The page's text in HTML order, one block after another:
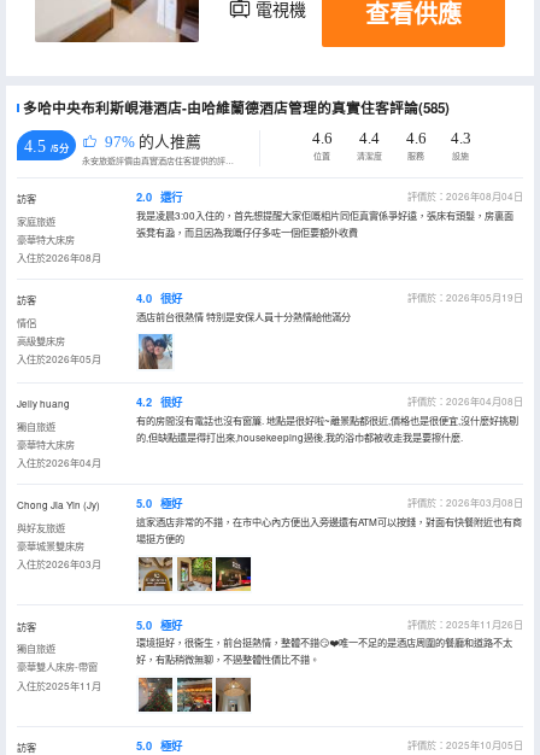
電視機 冰箱
查看供應
多哈中央布利斯峴港酒店-由哈維蘭德酒店管理的真實住客評論(585)
4.5 /5分 97% 的人推薦
永安旅遊評價由真實酒店住客提供的評價。
4.6
位置
4.4
清潔度
4.6
服務
4.3
設施
訪客
家庭旅遊
豪華特大床房
入住於2026年08月
2.0 還行
評價於：2026年08月04日
我是凌晨3:00入住的，首先想提醒大家佢嘅相片同佢真實係爭好遠，張床有頭髮，房裏面
張凳有蝨，而且因為我嘅仔仔多咗一個佢要額外收費
訪客
情侶
高級雙床房
入住於2026年05月
4.0 很好
評價於：2026年05月19日
酒店前台很熱情 特別是安保人員十分熱情給他滿分
Jelly huang
獨自旅遊
豪華特大床房
入住於2026年04月
4.2 很好
評價於：2026年04月08日
有的房間沒有電話也沒有窗簾. 地點是很好啦~離景點都很近,價格也是很便宜,沒什麼好挑剔
的,但缺點還是得打出來,housekeeping過後,我的浴巾都被收走我是要擦什麼.
Chong Jia Yin (Jy)
與好友旅遊
豪華城景雙床房
入住於2026年03月
5.0 極好
評價於：2026年03月08日
這家酒店非常的不錯，在市中心內方便出入旁邊還有ATM可以按錢，對面有快餐附近也有商
場挺方便的
訪客
獨自旅遊
豪華雙人床房-帶窗
入住於2025年11月
5.0 極好
評價於：2025年11月26日
環境挺好，很衞生，前台挺熱情，整體不錯😏❤️唯一不足的是酒店周圍的餐廳和道路不太
好，有點稍微無聊，不過整體性價比不錯。
訪客
5.0 極好
評價於：2025年10月05日